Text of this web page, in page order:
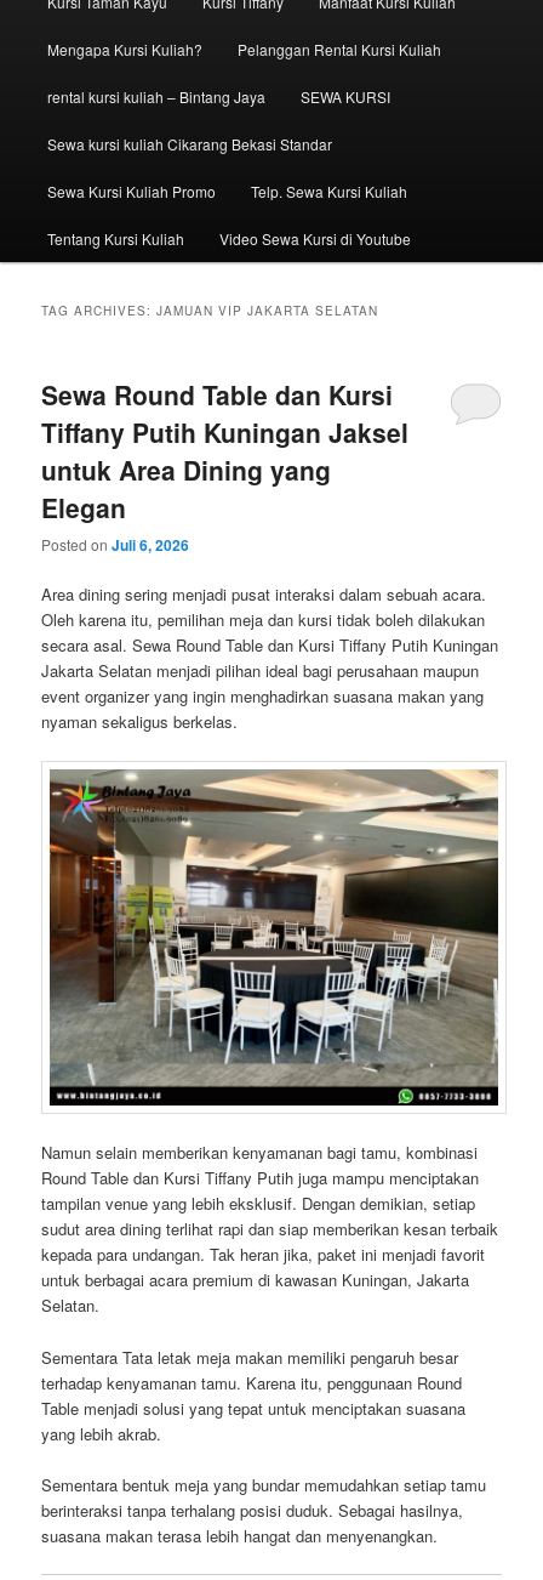
Mengapa Kursi Kuliah? Pelanggan Rental Kursi Kuliah
rental kursi kuliah – Bintang Jaya SEWA KURSI
Sewa kursi kuliah Cikarang Bekasi Standar
Sewa Kursi Kuliah Promo Telp. Sewa Kursi Kuliah
Tentang Kursi Kuliah Video Sewa Kursi di Youtube
TAG ARCHIVES:JAMUAN VIP JAKARTA SELATAN
Sewa Round Table dan Kursi
Tiffany Putih Kuningan Jaksel
untuk Area Dining yang
Elegan
Posted onJuli 6, 2026
Area dining sering menjadi pusat interaksi dalam sebuah acara.
Oleh karena itu, pemilihan meja dan kursi tidak boleh dilakukan
secara asal. Sewa Round Table dan Kursi Tiffany Putih Kuningan
Jakarta Selatan menjadi pilihan ideal bagi perusahaan maupun
event organizer yang ingin menghadirkan suasana makan yang
nyaman sekaligus berkelas.
Namun selain memberikan kenyamanan bagi tamu, kombinasi
Round Table dan Kursi Tiffany Putih juga mampu menciptakan
tampilan venue yang lebih eksklusif. Dengan demikian, setiap
sudut area dining terlihat rapi dan siap memberikan kesan terbaik
kepada para undangan. Tak heran jika, paket ini menjadi favorit
untuk berbagai acara premium di kawasan Kuningan, Jakarta
Selatan.
Sementara Tata letak meja makan memiliki pengaruh besar
terhadap kenyamanan tamu. Karena itu, penggunaan Round
Table menjadi solusi yang tepat untuk menciptakan suasana
yang lebih akrab.
Sementara bentuk meja yang bundar memudahkan setiap tamu
berinteraksi tanpa terhalang posisi duduk. Sebagai hasilnya,
suasana makan terasa lebih hangat dan menyenangkan.